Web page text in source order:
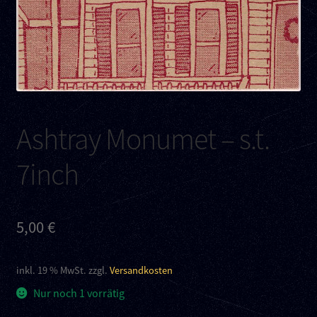
Kontakt
Links
Ashtray Monumet – s.t.
7inch
5,00€
inkl. 19 % MwSt.zzgl. Versandkosten
Nur noch 1 vorrätig